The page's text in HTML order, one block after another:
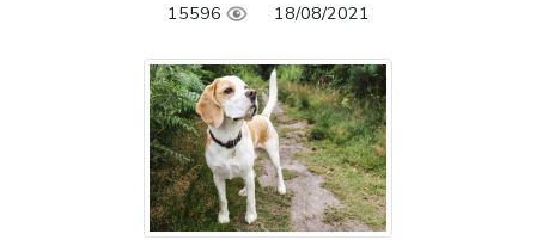
15596 18/08/2021